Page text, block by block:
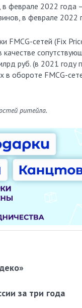
феврале 2022 года
в феврале 2022
FMCG-сетей (Fix
руб. (в 2021 году
в обороте FMCG-
ритейла.
за три года